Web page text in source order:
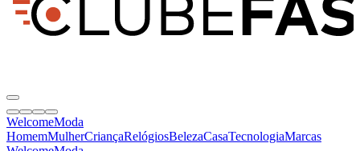
WelcomeModa
HomemMulherCriançaRelógiosBelezaCasaTecnologiaMarcas